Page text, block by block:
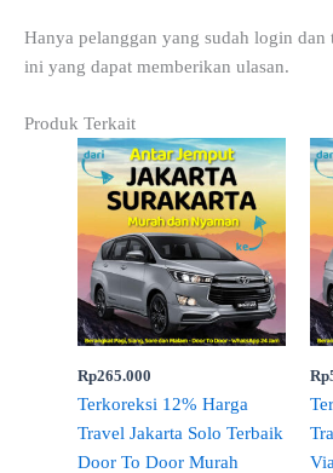
Hanya pelanggan yang sudah login
ini yang dapat memberikan ulasan.
Produk Terkait
Rp265.000
Terkoreksi 12% Harga
Travel Jakarta Solo Terbaik
Door To Door Murah
Rp